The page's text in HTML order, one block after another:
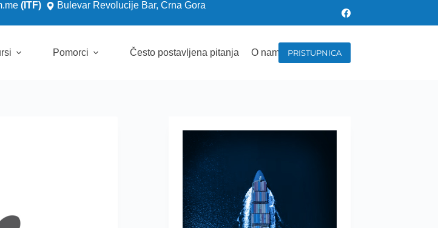
(ITF) Bulevar Revolucije Bar, Crna Gora
Pomorci Često postavljena pitanja O nama PRISTUPNICA